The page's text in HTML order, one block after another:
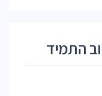
התמיד